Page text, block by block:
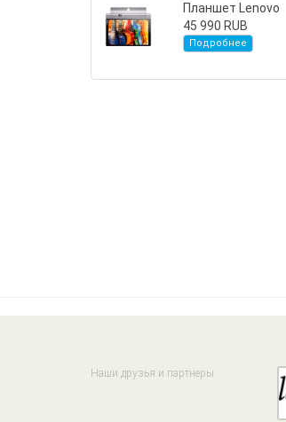
Планшет Lenovo
45 990 RUB
Подробнее
Наши друзья и партнеры